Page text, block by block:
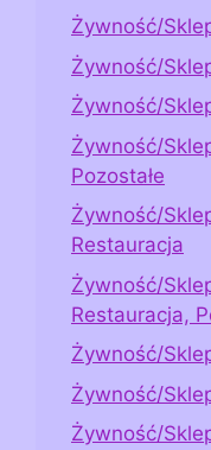
Żywność/
Żywność/
Żywność/
Żywność/
Pozostałe
Żywność/
Restauracja
Żywność/
Restauracja,
Żywność/
Żywność/
Żywność/